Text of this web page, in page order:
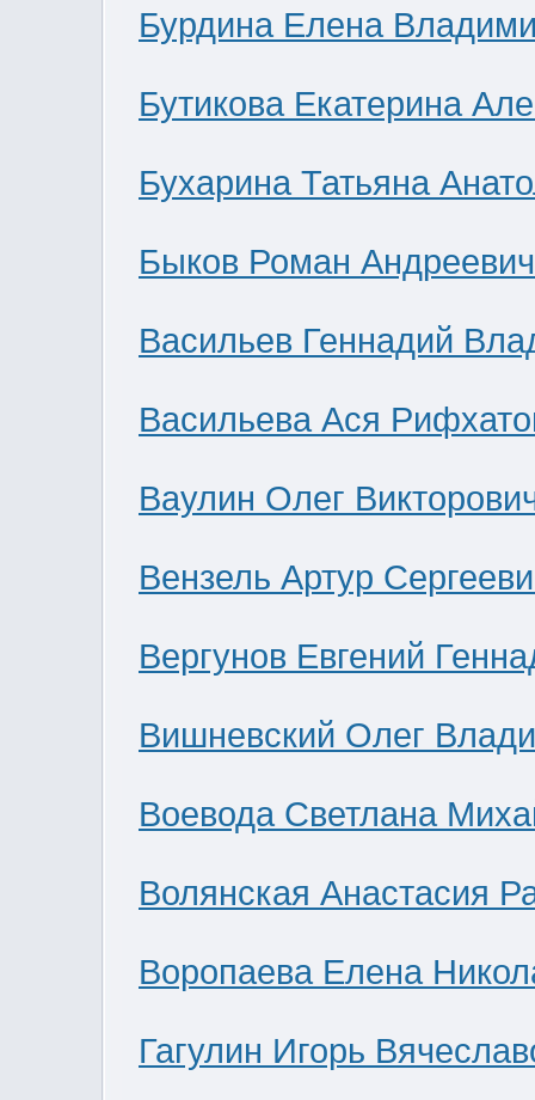
Бурдина Елена
Бутикова Екатерина
Бухарина Татьяна
Быков Роман Андреевич
Васильев Геннадий
Васильева Ася
Ваулин Олег
Вензель Артур
Вергунов Евгений
Вишневский Олег
Воевода Светлана
Волянская Анастасия
Воропаева Елена
Гагулин Игорь